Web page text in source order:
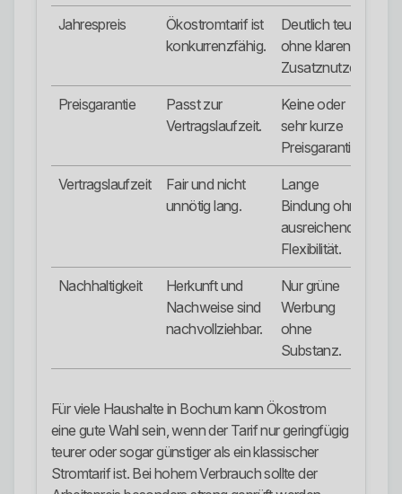
Jahrespreis
Ökostromtarif ist
konkurrenzfähig.
Deutlich teurer
ohne klaren
Zusatznutzen.
Preisgarantie
Passt zur
Vertragslaufzeit.
Keine oder
sehr kurze
Preisgarantie.
Vertragslaufzeit
Fair und nicht
unnötig lang.
Lange
Bindung ohne
ausreichende
Flexibilität.
Nachhaltigkeit
Herkunft und
Nachweise sind
nachvollziehbar.
Nur grüne
Werbung
ohne
Substanz.
Für viele Haushalte in Bochum kann Ökostrom
eine gute Wahl sein, wenn der Tarif nur geringfügig
teurer oder sogar günstiger als ein klassischer
Stromtarif ist. Bei hohem Verbrauch sollte der